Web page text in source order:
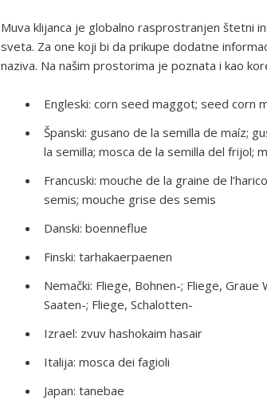
Muva klijanca je globalno rasprostranjen štetni
sveta. Za one koji bi da prikupe dodatne
naziva. Na našim prostorima je poznata i kao
Engleski: corn seed maggot; seed
Španski: gusano de la semilla de maíz;
la semilla; mosca de la semilla del frijol;
Francuski: mouche de la graine de
semis; mouche grise des semis
Danski: boenneflue
Finski: tarhakaerpaenen
Nemački: Fliege, Bohnen-; Fliege,
Saaten-; Fliege, Schalotten-
Izrael: zvuv hashokaim hasair
Italija: mosca dei fagioli
Japan: tanebae